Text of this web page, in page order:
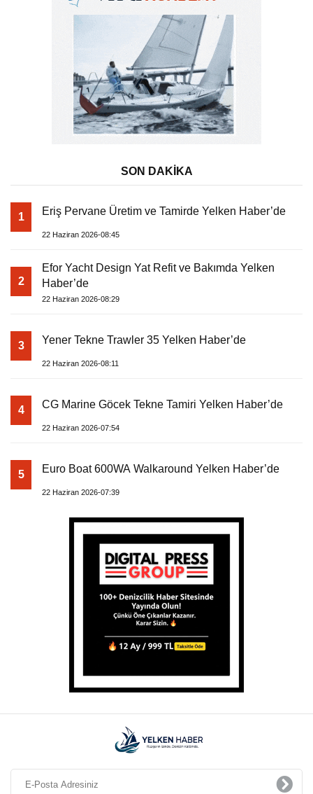
SON DAKİKA
1 Eriş Pervane Üretim ve Tamirde Yelken Haber’de
22 Haziran 2026-08:45
2
Efor Yacht Design Yat Refit ve Bakımda Yelken
Haber’de
22 Haziran 2026-08:29
3 Yener Tekne Trawler 35 Yelken Haber’de
22 Haziran 2026-08:11
4 CG Marine Göcek Tekne Tamiri Yelken Haber’de
22 Haziran 2026-07:54
5 Euro Boat 600WA Walkaround Yelken Haber’de
22 Haziran 2026-07:39